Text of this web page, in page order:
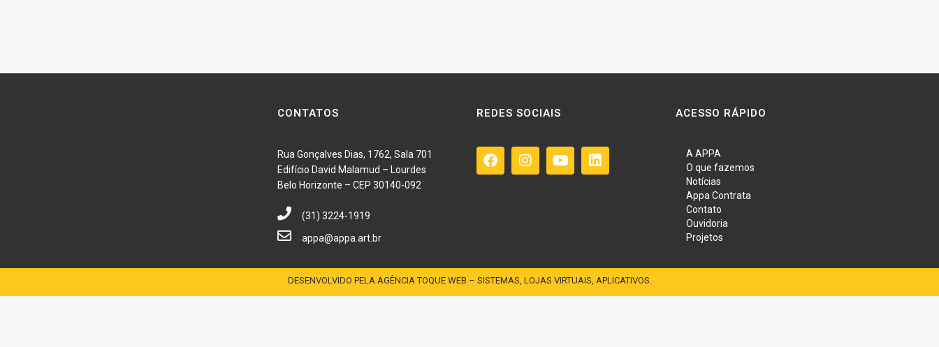
CONTATOS
Rua Gonçalves Dias, 1762, Sala 701
Edifício David Malamud – Lourdes
Belo Horizonte – CEP 30140-092
(31) 3224-1919
appa@appa.art.br
REDES SOCIAIS ACESSO RÁPIDO
A APPA
O que fazemos
Notícias
Appa Contrata
Contato
Ouvidoria
Projetos
DESENVOLVIDO PELA AGÊNCIA TOQUE WEB – SISTEMAS, LOJAS VIRTUAIS, APLICATIVOS.